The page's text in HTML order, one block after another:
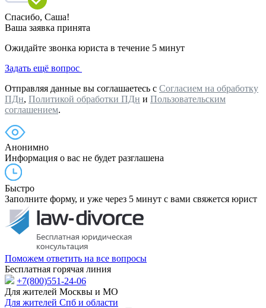
Спасибо, Саша!
Ваша заявка принята
Ожидайте звонка юриста в течение 5 минут
Задать ещё вопрос
Отправляя данные вы соглашаетесь с Согласием на обработку
ПДн, Политикой обработки ПДн и Пользовательским
соглашением.
Анонимно
Информация о вас не будет разглашена
Быстро
Заполните форму, и уже через 5 минут с вами свяжется юрист
Поможем ответить на все вопросы
Бесплатная горячая линия
+7(800)551-24-06
Для жителей Москвы и МО
Для жителей Спб и области